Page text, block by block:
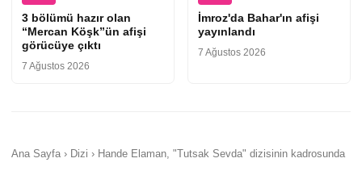
3 bölümü hazır olan
“Mercan Köşk”ün afişi
görücüye çıktı
7 Ağustos 2026
İmroz'da Bahar'ın afişi
yayınlandı
7 Ağustos 2026
Ana Sayfa › Dizi › Hande Elaman, "Tutsak Sevda" dizisinin kadrosunda